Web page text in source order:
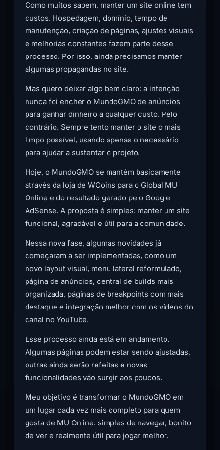
Como muitos sabem, manter um site online tem
custos. Hospedagem, domínio, tempo de
manutenção, criação de páginas, ajustes visuais
e melhorias constantes fazem parte desse
processo. Por isso, ainda precisamos manter
algumas propagandas no site.
Mas quero deixar algo bem claro: a intenção
nunca foi encher o MundoGMO de anúncios
para ganhar dinheiro a qualquer custo. Pelo
contrário. Sempre tento manter o site o mais
limpo possível, usando apenas o necessário
para ajudar a sustentar o projeto.
Hoje, o MundoGMO se mantém basicamente
através da loja de WCoins para o Global MU
Online e do resultado gerado pelo Google
AdSense. A proposta é simples: manter um site
funcional, agradável e útil para a comunidade.
Nessa nova fase, algumas novidades já
começaram a ser implementadas, como um
novo layout visual, menu lateral reformulado,
página de anúncios, central de builds mais
organizada, páginas de breakpoints com mais
destaque e integração melhor com os vídeos do
canal no YouTube.
Esse processo ainda está em andamento.
Algumas páginas podem estar sendo ajustadas,
outras ainda serão refeitas e novas
funcionalidades vão surgir aos poucos.
Meu objetivo é transformar o MundoGMO em
um lugar cada vez mais completo para quem
gosta de MU Online: simples de navegar, bonito
de ver e realmente útil para jogar melhor.